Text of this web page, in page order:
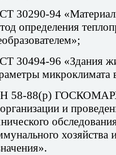
30290-94
определения
30494-96 «Здания
микроклимата
58-88(р)
и
хозяйства